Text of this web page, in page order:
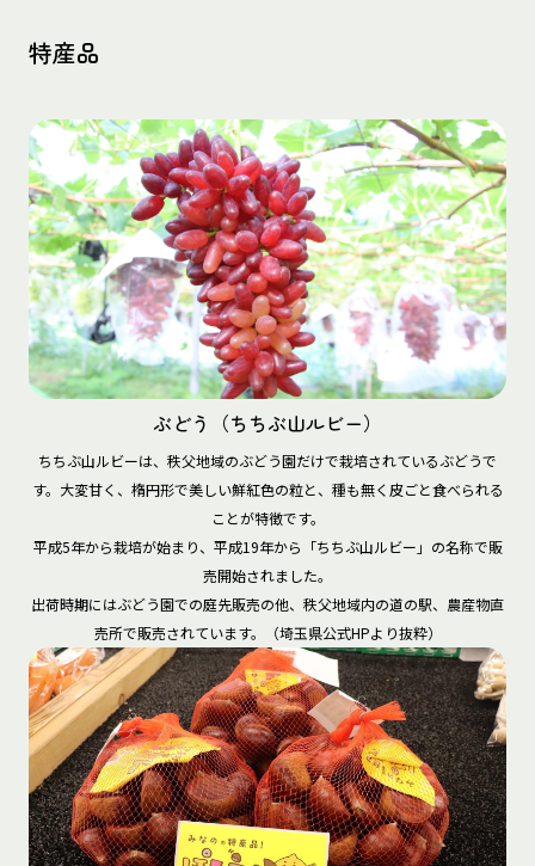
特産品
ぶどう（ちちぶ山ルビー）
ちちぶ山ルビーは、秩父地域のぶどう園だけで栽培されているぶどうで
す。大変甘く、楕円形で美しい鮮紅色の粒と、種も無く皮ごと食べられる
ことが特徴です。
平成5年から栽培が始まり、平成19年から「ちちぶ山ルビー」の名称で販
売開始されました。
出荷時期にはぶどう園での庭先販売の他、秩父地域内の道の駅、農産物直
売所で販売されています。（埼玉県公式HPより抜粋）